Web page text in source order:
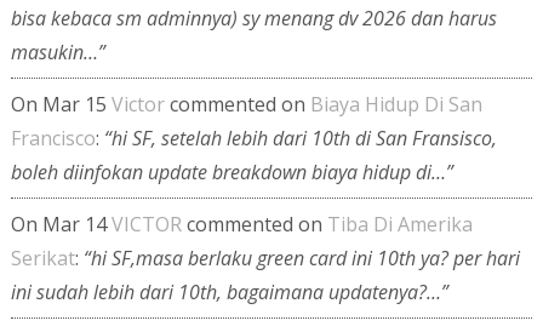
bisa kebaca sm adminnya) sy menang dv 2026 dan harus
masukin…”
On Mar 15 Victorcommented on Biaya Hidup Di San
Francisco: “hi SF, setelah lebih dari 10th di San Fransisco,
boleh diinfokan update breakdown biaya hidup di…”
On Mar 14VICTORcommented on Tiba Di Amerika
Serikat: “hi SF,masa berlaku green card ini 10th ya? per hari
ini sudah lebih dari 10th, bagaimana updatenya?…”